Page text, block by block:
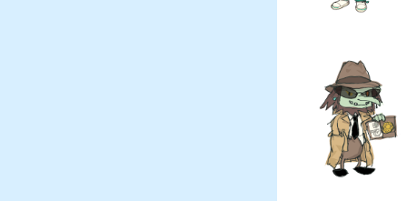
hacerle
de
maldades
utilizando
su magia.
Pinchón
con su
flauta
mágica,
capaz de